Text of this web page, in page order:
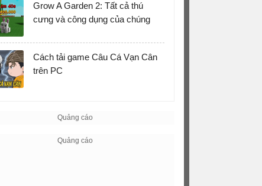
Grow A Garden 2: Tất cả thú
cưng và công dụng của chúng
Cách tải game Câu Cá Vạn Cân
trên PC